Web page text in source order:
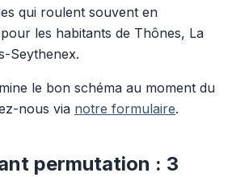
qui roulent souvent en
les habitants de Thônes, La
Seythenex.
le bon schéma au moment du
nous via notre formulaire.
permutation : 3